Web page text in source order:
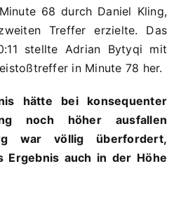
68 durch Daniel Kling,
Treffer erzielte. Das
stellte Adrian Bytyqi mit
in Minute 78 her.
hätte bei konsequenter
noch höher ausfallen
war völlig überfordert,
Ergebnis auch in der Höhe